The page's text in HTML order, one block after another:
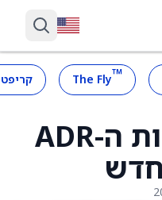
™
The Fly
המסחר בתעודות ה-ADR